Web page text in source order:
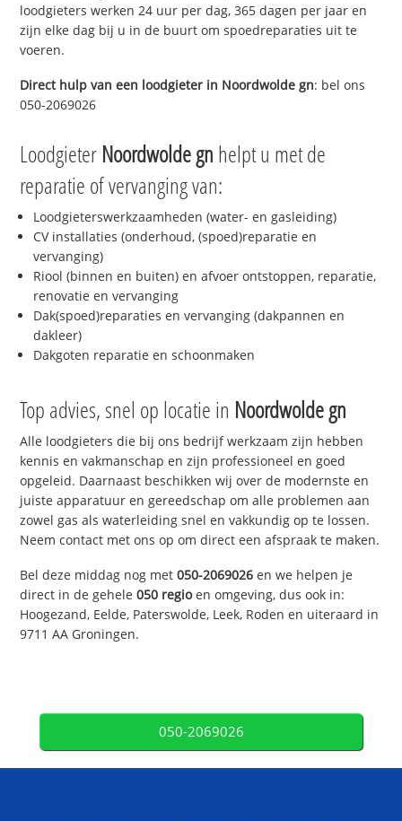
loodgieters werken 24 uur per dag, 365 dagen per jaar en
zijn elke dag bij u in de buurt om spoedreparaties uit te
voeren.
Direct hulp van een loodgieter in Noordwolde gn: bel ons
050-2069026
Loodgieter Noordwolde gn helpt u met de
reparatie of vervanging van:
Loodgieterswerkzaamheden (water- en gasleiding)
CV installaties (onderhoud, (spoed)reparatie en
vervanging)
Riool (binnen en buiten) en afvoer ontstoppen, reparatie,
renovatie en vervanging
Dak(spoed)reparaties en vervanging (dakpannen en
dakleer)
Dakgoten reparatie en schoonmaken
Top advies, snel op locatie in Noordwolde gn
Alle loodgieters die bij ons bedrijf werkzaam zijn hebben
kennis en vakmanschap en zijn professioneel en goed
opgeleid. Daarnaast beschikken wij over de modernste en
juiste apparatuur en gereedschap om alle problemen aan
zowel gas als waterleiding snel en vakkundig op te lossen.
Neem contact met ons op om direct een afspraak te maken.
Bel deze middag nog met050-2069026 en we helpen je
direct in de gehele050 regioen omgeving, dus ook in:
Hoogezand, Eelde, Paterswolde, Leek, Roden en uiteraard in
9711 AA Groningen.
050-2069026